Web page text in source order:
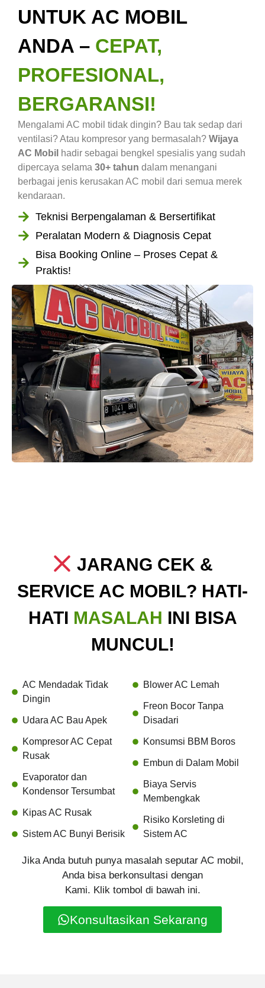
UNTUK AC MOBIL
ANDA – CEPAT,
PROFESIONAL,
BERGARANSI!
Mengalami AC mobil tidak dingin? Bau tak sedap dari
ventilasi? Atau kompresor yang bermasalah? Wijaya
AC Mobil hadir sebagai bengkel spesialis yang sudah
dipercaya selama 30+ tahun dalam menangani
berbagai jenis kerusakan AC mobil dari semua merek
kendaraan.
Teknisi Berpengalaman & Bersertifikat
Peralatan Modern & Diagnosis Cepat
Bisa Booking Online – Proses Cepat &
Praktis!
JARANG CEK &
SERVICE AC MOBIL? HATI-
HATI MASALAH INI BISA
MUNCUL!
AC Mendadak Tidak
Dingin
Udara AC Bau Apek
Kompresor AC Cepat
Rusak
Evaporator dan
Kondensor Tersumbat
Kipas AC Rusak
Sistem AC Bunyi Berisik
Blower AC Lemah
Freon Bocor Tanpa
Disadari
Konsumsi BBM Boros
Embun di Dalam Mobil
Biaya Servis
Membengkak
Risiko Korsleting di
Sistem AC
Jika Anda butuh punya masalah seputar AC mobil,
Anda bisa berkonsultasi dengan
Kami. Klik tombol di bawah ini.
Konsultasikan Sekarang